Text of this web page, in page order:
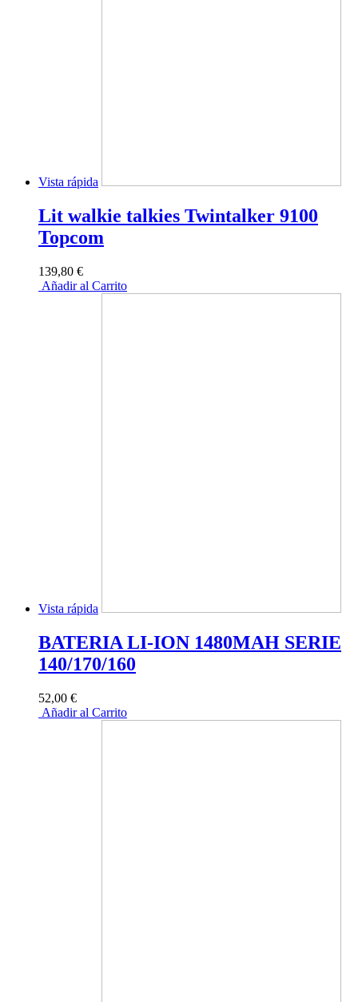
Vista rápida
Lit walkie talkies Twintalker 9100
Topcom
139,80 €
Añadir al Carrito
Vista rápida
BATERIA LI-ION 1480MAH SERIE
140/170/160
52,00 €
Añadir al Carrito